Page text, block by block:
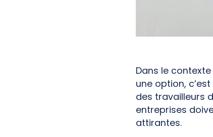
Dans le
une option,
des travailleurs
entreprises
attirantes.